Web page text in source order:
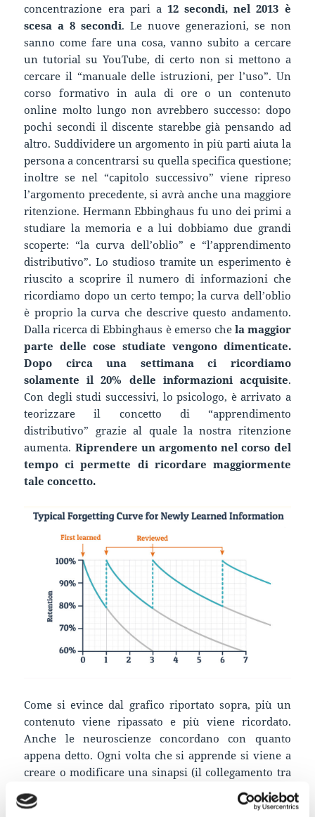
concentrazione era pari a 12 secondi, nel 2013 è
scesa a 8 secondi. Le nuove generazioni, se non
sanno come fare una cosa, vanno subito a cercare
un tutorial su YouTube, di certo non si mettono a
cercare il “manuale delle istruzioni, per l’uso”. Un
corso formativo in aula di ore o un contenuto
online molto lungo non avrebbero successo: dopo
pochi secondi il discente starebbe già pensando ad
altro. Suddividere un argomento in più parti aiuta la
persona a concentrarsi su quella specifica questione;
inoltre se nel “capitolo successivo” viene ripreso
l’argomento precedente, si avrà anche una maggiore
ritenzione. Hermann Ebbinghaus fu uno dei primi a
studiare la memoria e a lui dobbiamo due grandi
scoperte: “la curva dell’oblio” e “l’apprendimento
distributivo”. Lo studioso tramite un esperimento è
riuscito a scoprire il numero di informazioni che
ricordiamo dopo un certo tempo; la curva dell’oblio
è proprio la curva che descrive questo andamento.
Dalla ricerca di Ebbinghaus è emerso che la maggior
parte delle cose studiate vengono dimenticate.
Dopo circa una settimana ci ricordiamo
solamente il 20% delle informazioni acquisite.
Con degli studi successivi, lo psicologo, è arrivato a
teorizzare il concetto di “apprendimento
distributivo” grazie al quale la nostra ritenzione
aumenta. Riprendere un argomento nel corso del
tempo ci permette di ricordare maggiormente
tale concetto.
Come si evince dal grafico riportato sopra, più un
contenuto viene ripassato e più viene ricordato.
Anche le neuroscienze concordano con quanto
appena detto. Ogni volta che si apprende si viene a
creare o modificare una sinapsi (il collegamento tra
più neuroni). Il nostro cervello è plastico e in
continuo cambiamento, alcuni collegamenti